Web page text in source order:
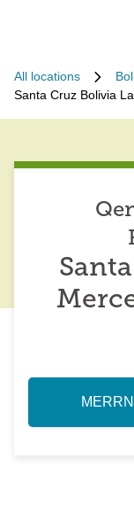
All locations
Santa Cruz Bolivia